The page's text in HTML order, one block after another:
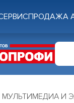
ПРОДАЖА
МУЛЬТИМЕДИА И